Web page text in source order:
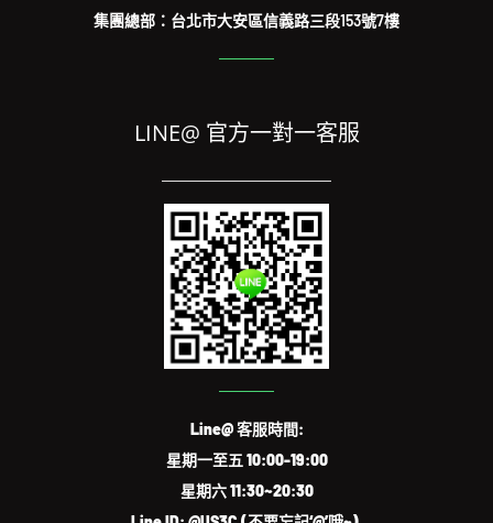
集團總部：台北市大安區信義路三段153號7樓
LINE@ 官方一對一客服
Line@ 客服時間:
星期一至五 10:00-19:00
星期六 11:30~20:30